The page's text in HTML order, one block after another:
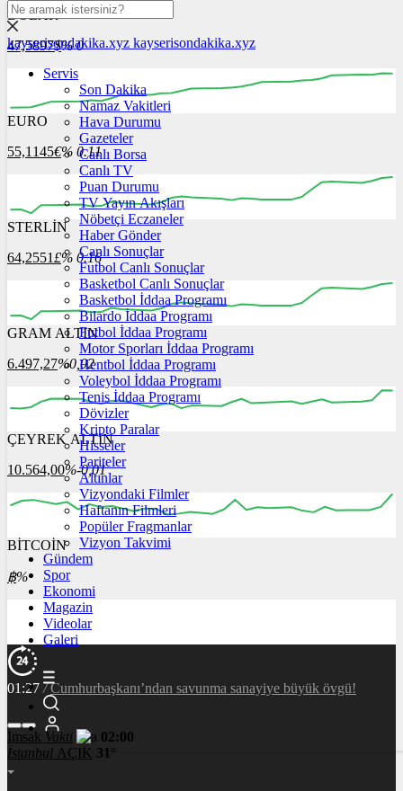
DOLAR
47,5897$% 0
00:00 00:00 00:00
EURO
55,1145€% 0.11
00:00 00:00 00:00
STERLİN
64,2551£% 0.16
00:00 00:00 00:00
GRAM ALTIN
6.497,27%0,02
00:00 00:00
ÇEYREK ALTIN
10.564,00%-0,01
00:00 00:00
BİTCOİN
฿%
kayserisondakika.xyz kayserisondakika.xyz
Servis
Son Dakika
Namaz Vakitleri
Hava Durumu
Gazeteler
Canlı Borsa
Canlı TV
Puan Durumu
TV Yayın Akışları
Nöbetçi Eczaneler
Haber Gönder
Canlı Sonuçlar
Futbol Canlı Sonuçlar
Basketbol Canlı Sonuçlar
Basketbol İddaa Programı
Bilardo İddaa Programı
Futbol İddaa Programı
Motor Sporları İddaa Programı
Hentbol İddaa Programı
Voleybol İddaa Programı
Tenis İddaa Programı
Dövizler
Kripto Paralar
Hisseler
Pariteler
Altınlar
Vizyondaki Filmler
Haftanın Filmleri
Popüler Fragmanlar
Vizyon Takvimi
Gündem
Spor
Ekonomi
Magazin
Videolar
Galeri
01:27 / Cumhurbaşkanı’ndan savunma sanayiye büyük övgü!
İmsak Vakti
02:00
İstanbul AÇIK 31°